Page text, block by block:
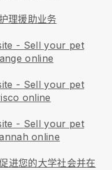
理援助业务
- Sell your pet
online
- Sell your pet
online
- Sell your pet
online
进您的大学社会并在